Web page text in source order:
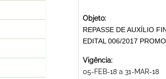
Objeto:
REPASSE DE AUXÍLIO
EDITAL 006/2017
Vigência:
05-FEB-18 a 31-MAR-18